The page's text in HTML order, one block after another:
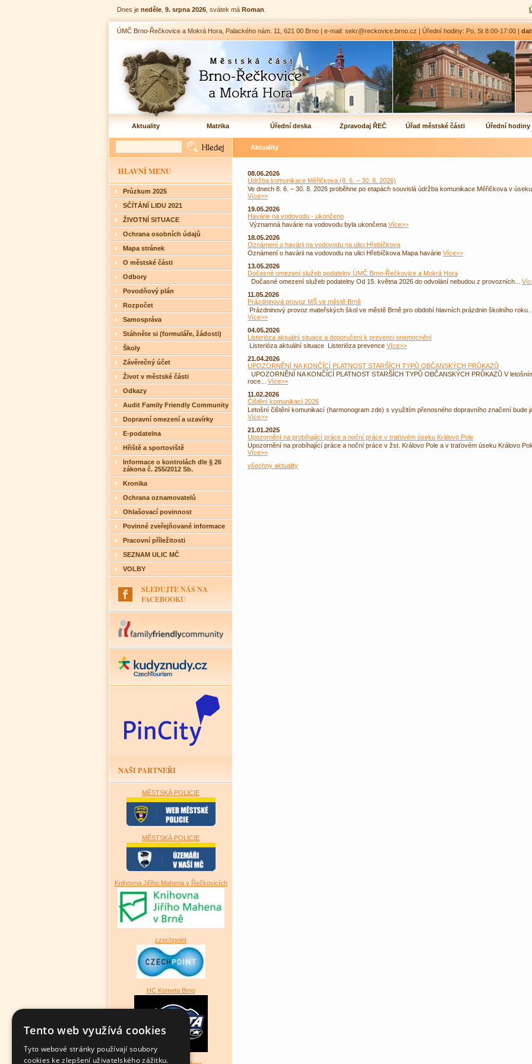
Dnes je neděle 9. srpna 2026 , svátek má Roman
ÚMČ Brno-Řečkovice a Mokrá Hora, Palackého nám. 11, 621 00 Brno | e-mail: sekr@reckovice.brno.cz | Úřední hodiny: Po, St 8:00-17:00 |
Aktuality Matrika Úřední deska Zpravodaj ŘEČ Úřad městské části Úřední hodiny
HLAVNÍ MENU
Průzkum 2025
SČÍTÁNÍ LIDU 2021
ŽIVOTNÍ SITUACE
Ochrana osobních údajů
Mapa stránek
O městské části
Odbory
Povodňový plán
Rozpočet
Samospráva
Stáhněte si (formuláře, žádosti)
Školy
Závěrečný účet
Život v městské části
Odkazy
Audit Family Friendly Community
Dopravní omezení a uzavírky
E-podatelna
Hřiště a sportoviště
Informace o kontrolách dle § 26
zákona č. 255/2012 Sb.
Kronika
Ochrana oznamovatelů
Ohlašovací povinnost
Povinné zveřejňované informace
Pracovní příležitosti
SEZNAM ULIC MČ
VOLBY
SLEDUJTE NÁS NA
FACEBOOKU
NAŠI PARTNEŘI
MĚSTSKÁ POLICIE
MĚSTSKÁ POLICIE
Knihovna Jiřího Mahena v Řečkovicích
czechpoint
HC Kometa Brno
Aktuality
08.06.2026
Údržba komunikace Měřičkova (8. 6. – 30. 8. 2026)
Ve dnech 8. 6. – 30. 8. 2026 proběhne po etapách souvislá údržba komunikace Měřičkova v
Více>>
19.05.2026
Havárie na vodovodu - ukončeno
Významná havárie na vodovodu byla ukončena Více>>
18.05.2026
Oznámení o havárii na vodovodu na ulici Hřebíčkova
Oznámení o havárii na vodovodu na ulici Hřebíčkova Mapa havárie Více>>
13.05.2026
Dočasné omezení služeb podatelny ÚMČ Brno-Řečkovice a Mokrá Hora
Dočasné omezení služeb podatelny Od 15. května 2026 do odvolání nebudou z provozních...
11.05.2026
Prázdninová provoz MŠ ve městě Brně
Prázdninový provoz mateřských škol ve městě Brně pro období hlavních prázdnin školního
Více>>
04.05.2026
Listerióza aktuální situace a doporučení k prevenci onemocnění
Listerióza aktuální situace Listerióza prevence Více>>
21.04.2026
UPOZORNĚNÍ NA KONČÍCÍ PLATNOST STARŠÍCH TYPŮ OBČANSKÝCH PRŮKAZŮ
UPOZORNĚNÍ NA KONČÍCÍ PLATNOST STARŠÍCH TYPŮ OBČANSKÝCH PRŮKAZŮ V
roce... Více>>
11.02.2026
Čištění komunikací 2026
Letošní čištění komunikací (harmonogram zde) s využitím přenosného dopravního značení bude
Více>>
21.01.2025
Upozornění na probíhající práce a noční práce v traťovém úseku Královo Pole
Upozornění na probíhající práce a noční práce v žst. Královo Pole a v traťovém úseku Královo
Více>>
všechny aktuality
Tento web využívá cookies
Tyto webové stránky používají soubory
cookies ke zlepšení uživatelského zážitku.